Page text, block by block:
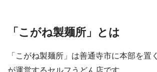
「こがね製麺所」とは
「こがね製麺所」は善通寺市に本部を置く